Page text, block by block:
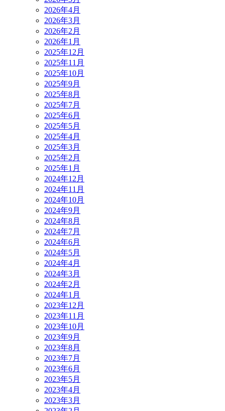
2026年4月
2026年3月
2026年2月
2026年1月
2025年12月
2025年11月
2025年10月
2025年9月
2025年8月
2025年7月
2025年6月
2025年5月
2025年4月
2025年3月
2025年2月
2025年1月
2024年12月
2024年11月
2024年10月
2024年9月
2024年8月
2024年7月
2024年6月
2024年5月
2024年4月
2024年3月
2024年2月
2024年1月
2023年12月
2023年11月
2023年10月
2023年9月
2023年8月
2023年7月
2023年6月
2023年5月
2023年4月
2023年3月